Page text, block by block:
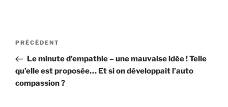
Navigation
l’article
Article
précédent
PRÉCÉDENT
Le minute d’empathie – une mauvaise idée ! Telle
qu’elle est proposée… Et si on développait l’auto
compassion ?